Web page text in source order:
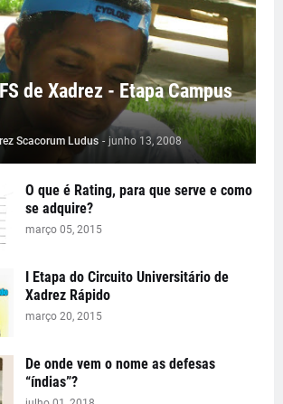
de Xadrez - Etapa Campus
Scacorum Ludus - junho 13, 2008
O que é Rating, para que serve e como
se adquire?
março 05, 2015
I Etapa do Circuito Universitário de
Xadrez Rápido
março 20, 2015
De onde vem o nome as defesas
“índias”?